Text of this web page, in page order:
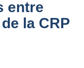
entre
la CRP